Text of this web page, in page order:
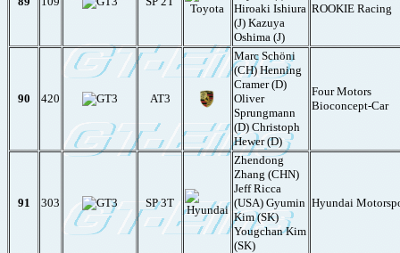
Hiroaki Ishiura
(J) Kazuya
Oshima (J)
ROOKIE Racing
90 420 AT3
Marc Schöni
(CH) Henning
Cramer (D)
Oliver
Sprungmann
(D) Christoph
Hewer (D)
Four Motors
Bioconcept-Car
91 303 SP 3T
Zhendong
Zhang (CHN)
Jeff Ricca
(USA) Gyumin
Kim (SK)
Yougchan Kim
(SK)
Hyundai